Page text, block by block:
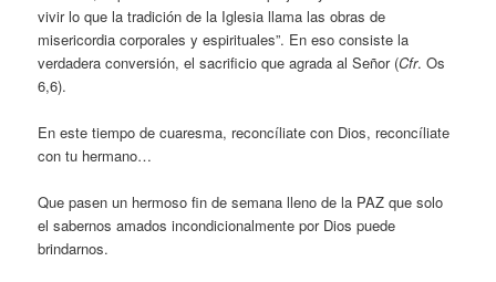
vivir lo que la tradición de la Iglesia llama las obras de
misericordia corporales y espirituales”. En eso consiste la
verdadera conversión, el sacrificio que agrada al Señor (Cfr. Os
6,6).
En este tiempo de cuaresma, reconcíliate con Dios, reconcíliate
con tu hermano…
Que pasen un hermoso fin de semana lleno de la PAZ que solo
el sabernos amados incondicionalmente por Dios puede
brindarnos.